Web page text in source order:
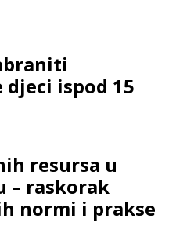
ispod 15
resursa u
– raskorak
normi i prakse